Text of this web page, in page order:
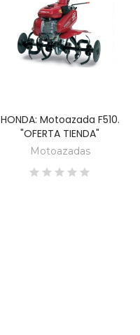
DESCUBRE
HONDA: Motoazada F510.
"OFERTA TIENDA"
Motoazadas